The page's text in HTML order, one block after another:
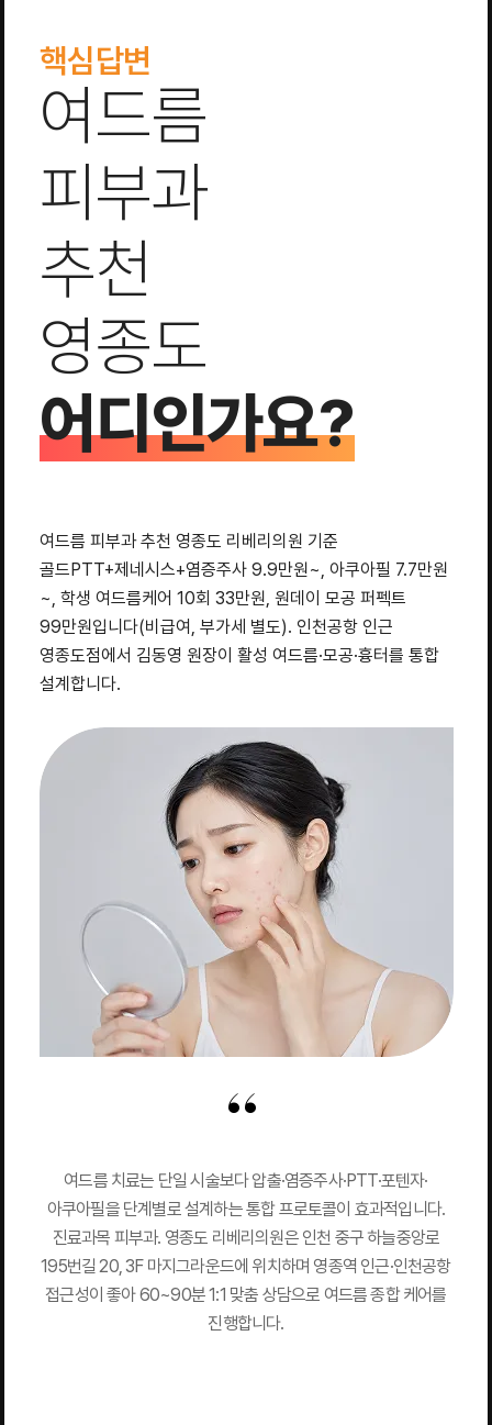
핵심답변
여드름
피부과
추천
영종도
어디인가요?
여드름 피부과 추천 영종도 리베리의원 기준
골드PTT+제네시스+염증주사 9.9만원~, 아쿠아필 7.7만원
~, 학생 여드름케어 10회 33만원, 원데이 모공 퍼펙트
99만원입니다(비급여, 부가세 별도). 인천공항 인근
영종도점에서 김동영 원장이 활성 여드름·모공·흉터를 통합
설계합니다.
여드름 치료는 단일 시술보다 압출·염증주사·PTT·포텐자·
아쿠아필을 단계별로 설계하는 통합 프로토콜이 효과적입니다.
진료과목 피부과. 영종도 리베리의원은 인천 중구 하늘중앙로
195번길 20, 3F 마지그라운드에 위치하며 영종역 인근·인천공항
접근성이 좋아 60~90분 1:1 맞춤 상담으로 여드름 종합 케어를
진행합니다.